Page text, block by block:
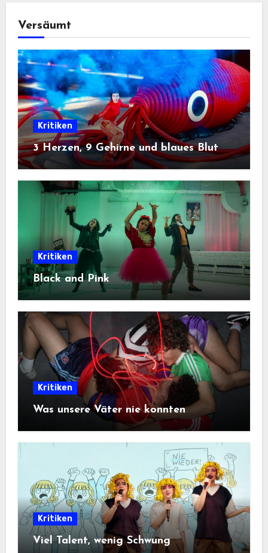
Versäumt
Kritiken
3 Herzen, 9 Gehirne und blaues Blut
Kritiken
Black and Pink
Kritiken
Was unsere Väter nie konnten
Kritiken
Viel Talent, wenig Schwung